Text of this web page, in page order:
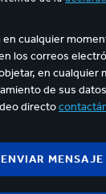
en cualquier
los correos
en cualquier
de sus
directo